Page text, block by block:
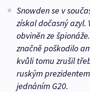
Snowden se v
získal dočasný azyl.
obviněn ze
značně poškodilo
kvůli tomu zrušil
ruským
jednáním G20.